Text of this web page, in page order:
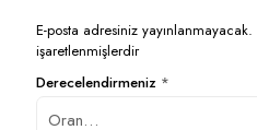
E-posta adresiniz yayınlanmayacak.
işaretlenmişlerdir
Derecelendirmeniz *